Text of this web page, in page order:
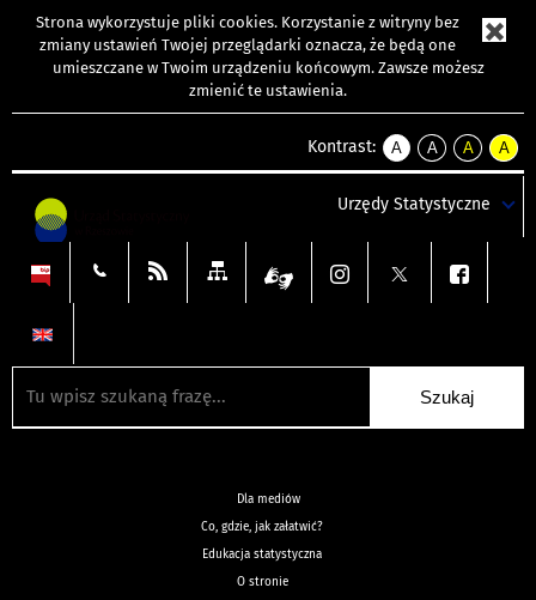
Strona wykorzystuje pliki cookies. Korzystanie z witryny bez
zmiany ustawień Twojej przeglądarki oznacza, że będą one
umieszczane w Twoim urządzeniu końcowym. Zawsze możesz
zmienić te ustawienia.
Kontrast:
A
kontrast
A
kontrast
tekst
czarnym
A
kontrast
tekst
czarnym
A
tekst
żółtym
Urzędy Statystyczne
Dla mediów
Co, gdzie, jak załatwić?
Edukacja statystyczna
O stronie